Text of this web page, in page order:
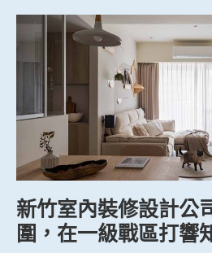
新竹室內裝修設計公
圍，在一級戰區打響